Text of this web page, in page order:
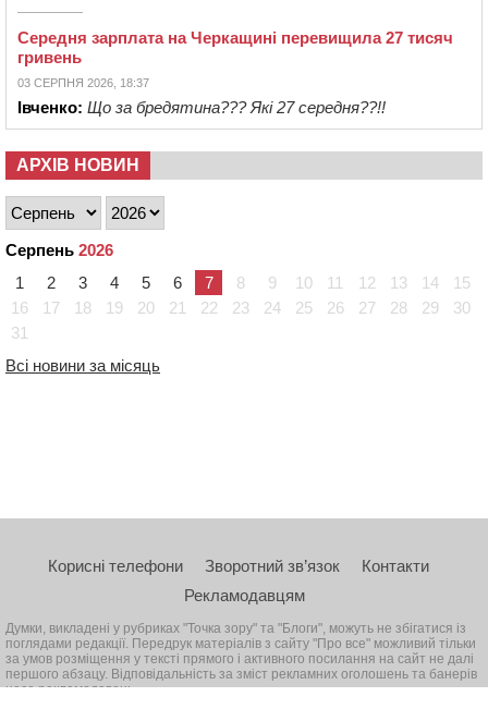
Середня зарплата на Черкащині перевищила 27 тисяч
гривень
03 СЕРПНЯ 2026, 18:37
Івченко: Що за бредятина??? Які 27 середня??!!
АРХІВ НОВИН
Серпень 2026
1
2 3 4 5 6 7 8 9 10 11 12 13 14
15
16
17 18 19 20 21 22 23 24 25 26 27 28 29
30
31
Всі новини за місяць
Корисні телефони Зворотний зв’язок
Контакти
Рекламодавцям
Думки, викладені у рубриках "Точка зору" та "Блоги", можуть не збігатися із
поглядами редакції. Передрук матеріалів з сайту "Про все" можливий тільки
за умов розміщення у тексті прямого і активного посилання на сайт не далі
першого абзацу. Відповідальність за зміст рекламних оголошень та банерів
несе рекламодавець